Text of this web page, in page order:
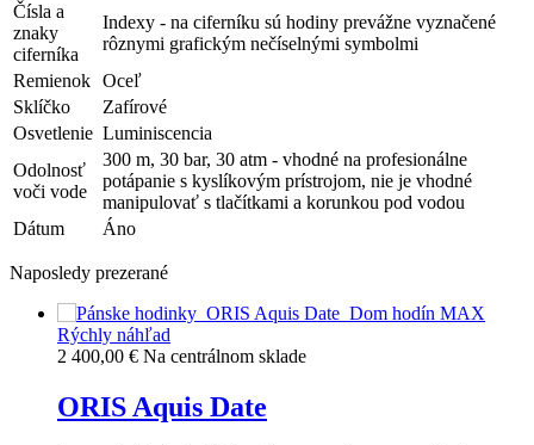
Čísla a
znaky
ciferníka
Indexy - na ciferníku sú hodiny prevážne vyznačené
rôznymi grafickým nečíselnými symbolmi
Remienok Oceľ
Sklíčko
Zafírové
Osvetlenie Luminiscencia
Odolnosť
voči vode
300 m, 30 bar, 30 atm - vhodné na profesionálne
potápanie s kyslíkovým prístrojom, nie je vhodné
manipulovať s tlačítkami a korunkou pod vodou
Dátum
Áno
Naposledy prezerané
Rýchly náhľad
2 400,00 € Na centrálnom sklade
ORIS Aquis Date